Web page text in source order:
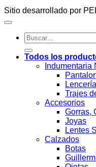
Sitio desarrollado por
Buscar
por:
Todos los
Indumentaria
Lencería
Trajes
Accesorios
Gorras,
Joyas
Lentes
Calzados
Botas